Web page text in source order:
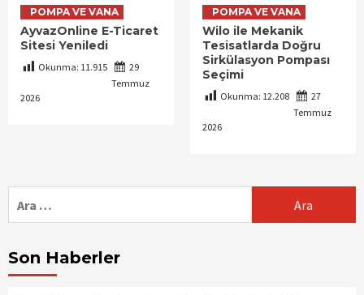
POMPA VE VANA
AyvazOnline E-Ticaret
Sitesi Yeniledi
Okunma: 11.915
29
Temmuz
2026
POMPA VE VANA
Wilo ile Mekanik
Tesisatlarda Doğru
Sirkülasyon Pompası
Seçimi
Okunma: 12.208
27
Temmuz
2026
Son Haberler